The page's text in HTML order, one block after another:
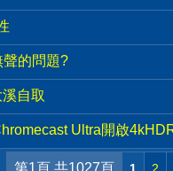
聲的問題?
自取
Ultra開啟
第1頁 共1027頁